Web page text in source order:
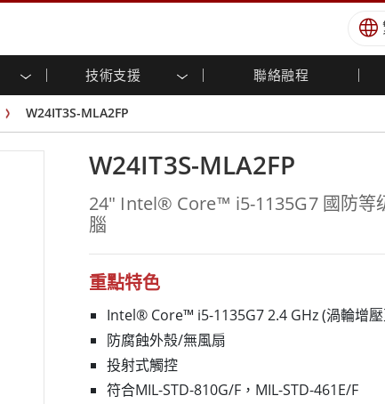
技術支援 聯絡融程
工業電腦及人機介面
人機介面 (投射電容觸控)
工業電腦 (投射電容觸控)
工業電腦 (電阻觸控)
不銹鋼系列
G-WIN系列 / IP67設計
防爆等级
長條形數位電子看板
邊緣運算人工智慧工業電腦
國防等級強固觸
國防等級強固型
國防等級超強固
國防等級工業電腦
國防等級顯示器 /
地面控制站
醫管等級
醫管等級強固型平板電腦
醫管等級工業電腦
醫管等級顯示器
船舶等級
能源, 化工, 防爆應用解決方案
食品藥廠解決方案
船舶解決方案
倉儲物流解決方案
軍事國防解決
衛生保健解決方案
綠能減碳解決
重工業解決方案
企業永續
客戶服務中心
產品變更通知
虛擬實境展會
專業認證／符
W24IT3S-MLA2FP
W24IT3S-MLA2FP
24" Intel® Core™ i5-1135G7 國防等
腦
重點特色
Intel® Core™ i5-1135G7 2.4 GHz (渦輪增
防腐蝕外殼/無風扇
投射式觸控
符合MIL-STD-810G/F，MIL-STD-461E/F